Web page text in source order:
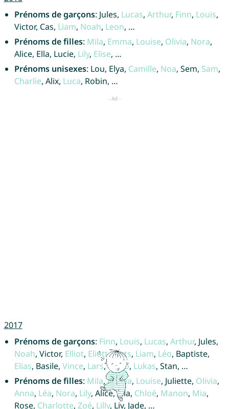
Prénoms de garçons: Jules, Lucas, Arthur, Finn, Louis,
Victor, Cas, Liam, Noah, Leon, …
Prénoms de filles: Mila, Emma, Louise, Olivia, Nora,
Alice, Ella, Lucie, Lily, Elise, …
Prénoms unisexes: Lou, Elya, Camille, Noa, Sem, Sam,
Charlie, Alix, Luca, Robin, …
2017
Prénoms de garçons: Finn, Louis, Lucas, Arthur, Jules,
Noah, Victor, Elliot, Eliott,Mats, Liam, Léo, Baptiste,
Elias, Basile, Vince, Lars,Hugo, Lukas, Stan, …
Prénoms de filles: Mila,Emma, Louise, Juliette, Olivia,
Anna, Léa, Nora, Lily, Alice, Ella, Chloé, Manon, Mia,
Rose, Charlotte, Zoé, Lilly, Liv, Jade, …